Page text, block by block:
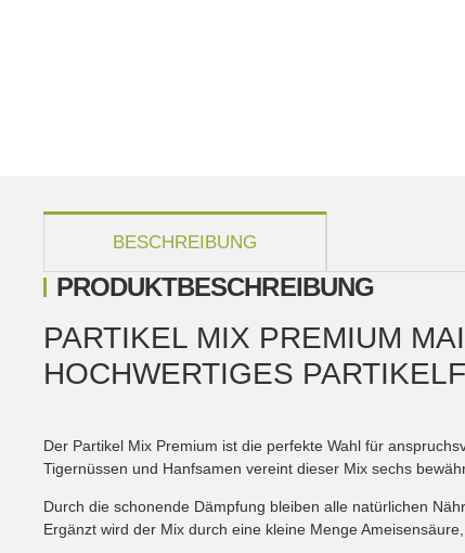
BESCHREIBUNG
PRODUKTBESCHREIBUNG
PARTIKEL MIX PREMIUM
HOCHWERTIGES
Der Partikel Mix Premium ist die perfekte Wahl für
Tigernüssen und Hanfsamen vereint dieser Mix sechs
Durch die schonende Dämpfung bleiben alle natürlichen
Ergänzt wird der Mix durch eine kleine Menge